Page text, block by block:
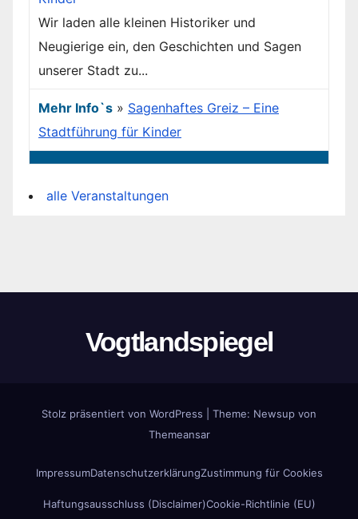
Wir laden alle kleinen Historiker und
Neugierige ein, den Geschichten und Sagen
unserer Stadt zu...
Mehr Info`s » Sagenhaftes Greiz – Eine
Stadtführung für Kinder
alle Veranstaltungen
Vogtlandspiegel
Stolz präsentiert von WordPress Theme: Newsup von
Themeansar
ImpressumDatenschutzerklärungZustimmung für Cookies
Haftungsausschluss (Disclaimer)Cookie-Richtlinie (EU)